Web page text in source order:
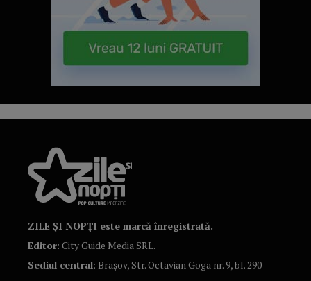
ZILE ȘI NOPȚI este marcă înregistrată.
Editor: City Guide Media SRL.
Sediul central: Brașov, Str. Octavian Goga nr. 9, bl. 290